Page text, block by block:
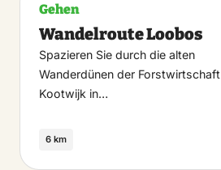
Gehen
Wandelroute Loobos
Spazieren Sie durch die alten
Wanderdünen der Forstwirtschaft
Kootwijk in…
6 km